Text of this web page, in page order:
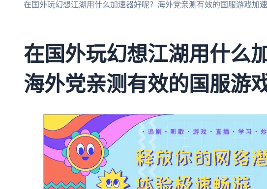
在国外玩幻想江湖用什么加速器好呢？海外党亲测有效的国服游戏加
在国外玩幻想江湖用什么
海外党亲测有效的国服游